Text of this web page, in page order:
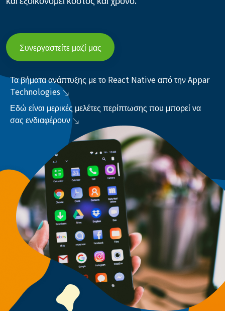
Συνεργαστείτε μαζί μας
Τα βήματα ανάπτυξης με το React Native από την Appar
Technologies
Εδώ είναι μερικές μελέτες περίπτωσης που μπορεί να
σας ενδιαφέρουν